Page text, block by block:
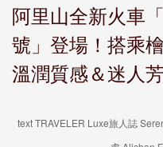
阿里山全新火車
號」登場！搭乘
溫潤質感＆迷人
text TRAVELER Luxe旅人誌